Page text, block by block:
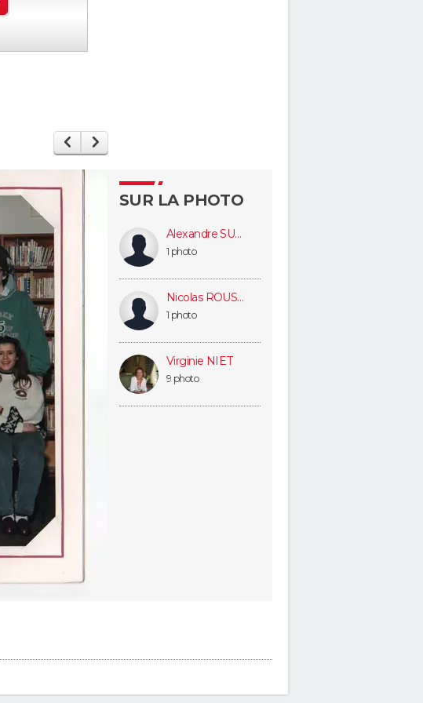
SUR LA PHOTO
Alexandre SURMAN
1 photo
Nicolas ROUSSELLE
1 photo
Virginie NIET
9 photo